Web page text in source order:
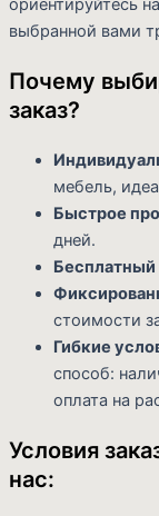
ориентируйтесь
выбранной вами
Почему
заказ?
мебель,
Быстрое
дней.
стоимости
Гибкие
способ:
оплата на
Условия
нас: